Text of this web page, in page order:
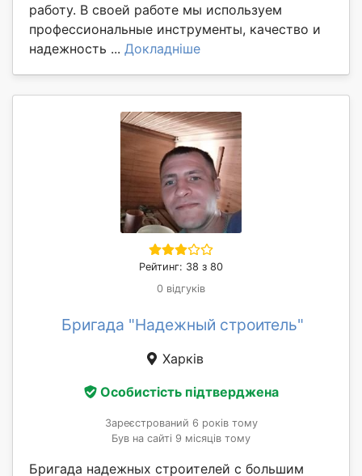
работу. В своей работе мы используем
профессиональные инструменты, качество и
надежность ... Докладніше
Рейтинг: 38 з 80
0 відгуків
Бригада "Надежный строитель"
Харків
Особистість підтверджена
Зареєстрований 6 років тому
Був на сайті 9 місяців тому
Бригада надежных строителей с большим